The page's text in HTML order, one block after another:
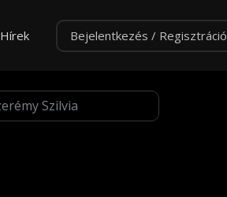
Hírek Bejelentkezés / Regisztráció